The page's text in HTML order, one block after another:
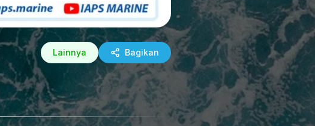
Lainnya Bagikan